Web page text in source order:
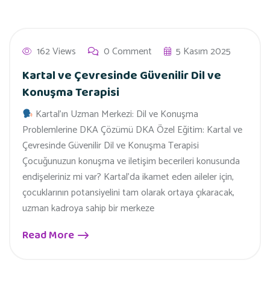
162 Views 0 Comment 5 Kasım 2025
Kartal ve Çevresinde Güvenilir Dil ve
Konuşma Terapisi
Kartal’ın Uzman Merkezi: Dil ve Konuşma
Problemlerine DKA Çözümü DKA Özel Eğitim: Kartal ve
Çevresinde Güvenilir Dil ve Konuşma Terapisi
Çocuğunuzun konuşma ve iletişim becerileri konusunda
endişeleriniz mi var? Kartal’da ikamet eden aileler için,
çocuklarının potansiyelini tam olarak ortaya çıkaracak,
uzman kadroya sahip bir merkeze
Read More